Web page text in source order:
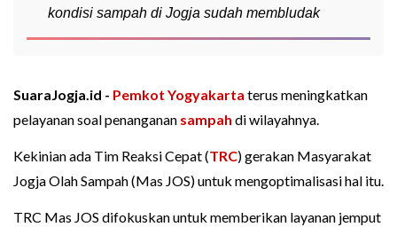
kondisi sampah di Jogja sudah membludak
SuaraJogja.id - Pemkot Yogyakarta terus meningkatkan
pelayanan soal penanganan sampah di wilayahnya.
Kekinian ada Tim Reaksi Cepat (TRC) gerakan Masyarakat
Jogja Olah Sampah (Mas JOS) untuk mengoptimalisasi hal itu.
TRC Mas JOS difokuskan untuk memberikan layanan jemput